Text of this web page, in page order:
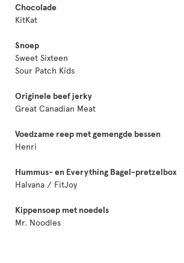
Chocolade
KitKat
Snoep
Sweet Sixteen
Sour Patch Kids
Originele beef jerky
Great Canadian Meat
Voedzame reep met gemengde bessen
Henri
Hummus- en Everything Bagel-pretzelbox
Halvana / FitJoy
Kippensoep met noedels
Mr. Noodles